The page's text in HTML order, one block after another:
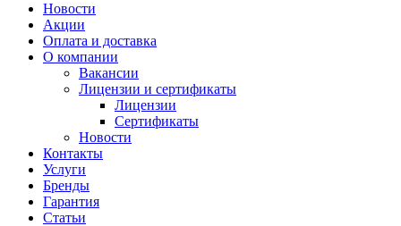
Новости
Акции
Оплата и доставка
О компании
Вакансии
Лицензии и сертификаты
Лицензии
Сертификаты
Новости
Контакты
Услуги
Бренды
Гарантия
Статьи